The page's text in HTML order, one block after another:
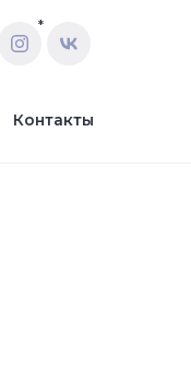
*
Контакты